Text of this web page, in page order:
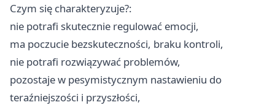
Czym się charakteryzuje?:
nie potrafi skutecznie regulować emocji,
ma poczucie bezskuteczności, braku kontroli,
nie potrafi rozwiązywać problemów,
pozostaje w pesymistycznym nastawieniu do
teraźniejszości i przyszłości,